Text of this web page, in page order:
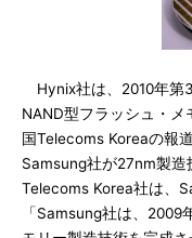
Hynix社は、2010年第
NAND型フラッシュ・
国Telecoms Koreaの報
Samsung社が27nm製造
Telecoms Korea社は、
「Samsung社は、2009